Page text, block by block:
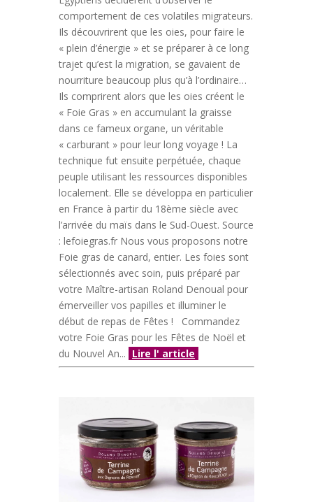
comportement de ces volatiles migrateurs.
Ils découvrirent que les oies, pour faire le
« plein d’énergie » et se préparer à ce long
trajet qu’est la migration, se gavaient de
nourriture beaucoup plus qu’à l’ordinaire…
Ils comprirent alors que les oies créent le
« Foie Gras » en accumulant la graisse
dans ce fameux organe, un véritable
« carburant » pour leur long voyage ! La
technique fut ensuite perpétuée, chaque
peuple utilisant les ressources disponibles
localement. Elle se développa en particulier
en France à partir du 18ème siècle avec
l’arrivée du maïs dans le Sud-Ouest. Source
: lefoiegras.fr Nous vous proposons notre
Foie gras de canard, entier. Les foies sont
sélectionnés avec soin, puis préparé par
votre Maître-artisan Roland Denoual pour
émerveiller vos papilles et illuminer le
début de repas de Fêtes ! Commandez
votre Foie Gras pour les Fêtes de Noël et
du Nouvel An... Lire l' article